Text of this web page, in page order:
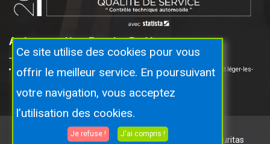
Autosecuritas Proche De Vous
Chabottes,Orcieres,Gap,St julien en champsaur ,St laurent du cros Ancelle,St léger-les-
Copyright © 2026 Tous droits réservés. Par Autosecuritas
Ce site utilise des cookies pour vous
offrir le meilleur service. En poursuivant
votre navigation, vous acceptez
l’utilisation des cookies.
Je refuse ! J'ai compris !